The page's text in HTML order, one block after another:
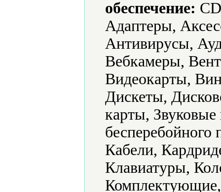
обеспечение:
Адаптеры,
Антивирусы,
Вебкамеры,
Видеокарты,
Дискеты,
карты,
Кабели,
Клавиатуры,